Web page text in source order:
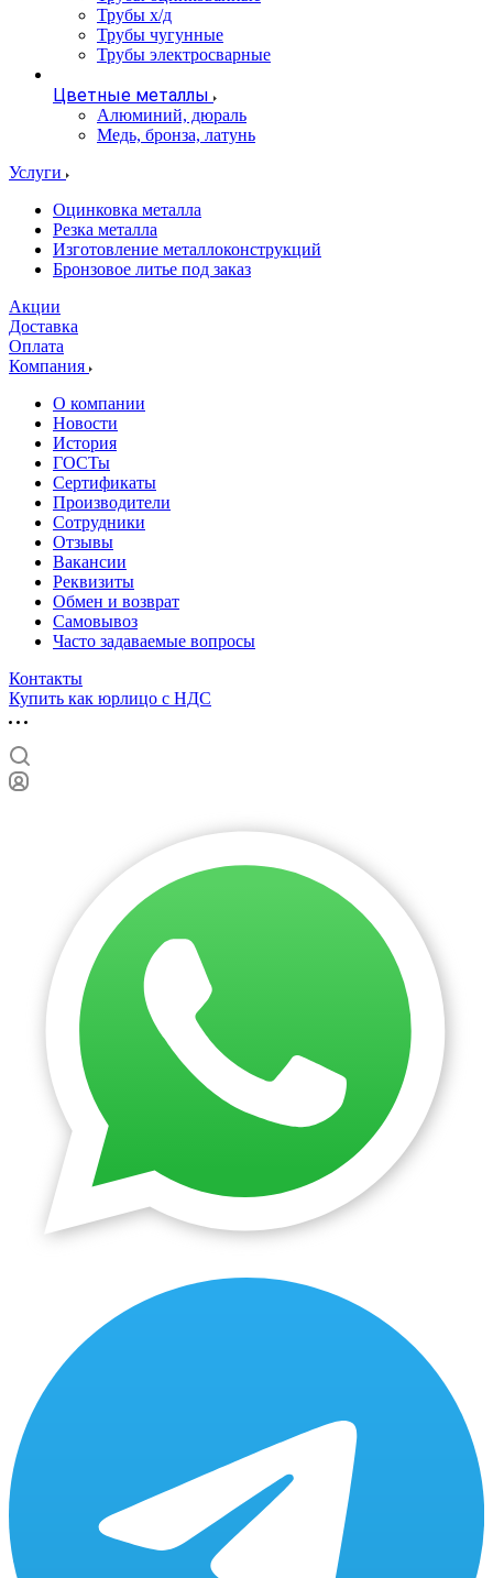
Трубы х/д
Трубы чугунные
Трубы электросварные
Цветные металлы
Алюминий, дюраль
Медь, бронза, латунь
Услуги
Оцинковка металла
Резка металла
Изготовление металлоконструкций
Бронзовое литье под заказ
Акции
Доставка
Оплата
Компания
О компании
Новости
История
ГОСТы
Сертификаты
Производители
Сотрудники
Отзывы
Вакансии
Реквизиты
Обмен и возврат
Самовывоз
Часто задаваемые вопросы
Контакты
Купить как юрлицо с НДС